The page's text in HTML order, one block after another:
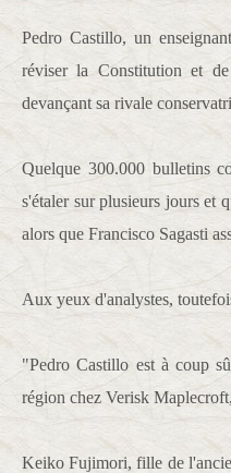
Pedro Castillo, un
réviser la Constitution et
devançant sa rivale
Quelque 300.000 bulletins
s'étaler sur plusieurs jours et
alors que Francisco Sagasti
Aux yeux d'analystes,
"Pedro Castillo est à coup
région chez Verisk
Keiko Fujimori, fille de